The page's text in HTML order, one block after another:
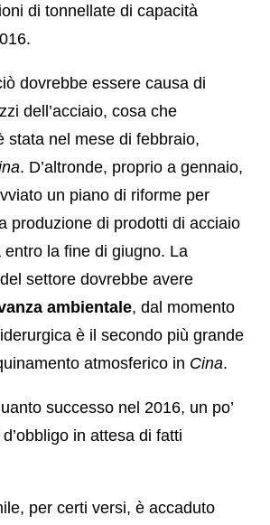
di tonnellate di capacità
dovrebbe essere causa di
dell’acciaio, cosa che
stata nel mese di febbraio,
. D’altronde, proprio a gennaio,
un piano di riforme per
produzione di prodotti di acciaio
la fine di giugno. La
settore dovrebbe avere
ambientale, dal momento
è il secondo più grande
atmosferico in Cina.
successo nel 2016, un po’
in attesa di fatti
per certi versi, è accaduto